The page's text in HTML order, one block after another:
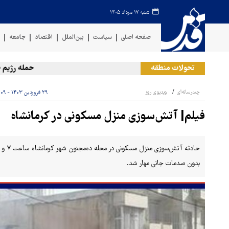
شنبه ۱۷ مرداد ۱۴۰۵
صفحه اصلی سیاست بین‌الملل اقتصاد جامعه
تحولات منطقه حمله رژیم
چندرسانه‌ای ویدیوی روز ۲۹ فروردین ۱۴۰۳ - ۱۲:۰۹
فیلم| آتش‌سوزی منزل مسکونی در کرمانشاه
بدون صدمات جانی مهار شد.